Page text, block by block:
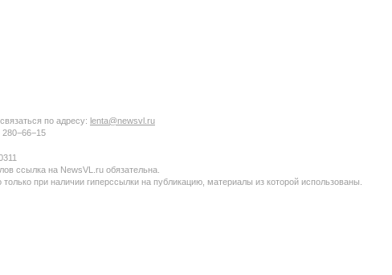
по адресу: lenta@newsvl.ru
ссылка на NewsVL.ru обязательна.
при наличии гиперссылки на публикацию, материалы из которой использованы.